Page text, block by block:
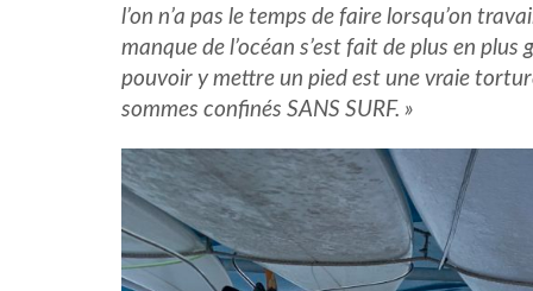
l’on n’a pas le temps de faire lorsqu’on
manque de l’océan s’est fait de plus en
pouvoir y mettre un pied est une vraie
sommes confinés SANS SURF. »